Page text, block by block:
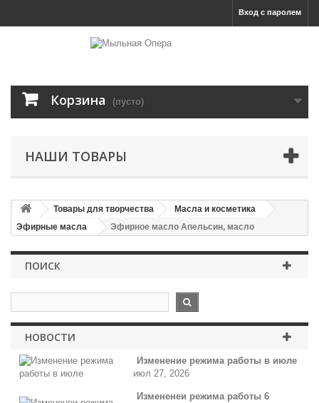
Вход с паролем
Корзина (пусто)
НАШИ ТОВАРЫ
Товары для творчества
Масла и косметика
Эфирные масла
Эфирное масло Апельсин, масло
ПОИСК
НОВОСТИ
Изменение режима работы в июле
июл 27, 2026
Измененеи режима работы 6